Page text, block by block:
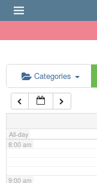
Categories
All-day
6:00 am
7:00 am
8:00 am
9:00 am